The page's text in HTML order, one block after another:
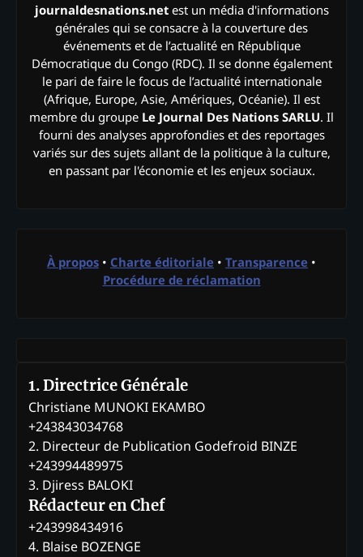
journaldesnations.netest un média d'informations
générales qui se consacre à la couverture des
événements et de l’actualité en République
Démocratique du Congo (RDC). Il se donne également
le pari de faire le focus de l’actualité internationale
(Afrique, Europe, Asie, Amériques, Océanie). Il est
membre du groupe Le Journal Des Nations SARLU. Il
fourni des analyses approfondies et des reportages
variés sur des sujets allant de la politique à la culture,
en passant par l'économie et les enjeux sociaux.
À propos • Charte éditoriale • Transparence •
Procédure de réclamation
1. Directrice Générale
Christiane MUNOKI EKAMBO
+243843034768
2. Directeur de Publication Godefroid BINZE
+243994489975
3. Djiress BALOKI
Rédacteur en Chef
+243998434916
4. Blaise BOZENGE